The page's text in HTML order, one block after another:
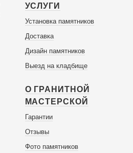
УСЛУГИ
Установка памятников
Доставка
Дизайн памятников
Выезд на кладбище
О ГРАНИТНОЙ
МАСТЕРСКОЙ
Гарантии
Отзывы
Фото памятников